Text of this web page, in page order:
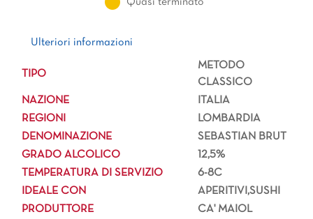
Quasi terminato
Ulteriori informazioni
Ulteriori informazioni
TIPO
METODO
CLASSICO
NAZIONE
ITALIA
REGIONI
LOMBARDIA
DENOMINAZIONE
SEBASTIAN BRUT
GRADO ALCOLICO
12,5%
TEMPERATURA DI SERVIZIO
6-8C
IDEALE CON
APERITIVI,SUSHI
PRODUTTORE
CA' MAIOL